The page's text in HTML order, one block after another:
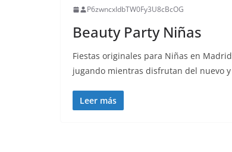
P6zwncxIdbTW0Fy3U8cBcOG
Beauty Party Niñas
Fiestas originales para Niñas en
jugando mientras disfrutan del nuevo
Leer más